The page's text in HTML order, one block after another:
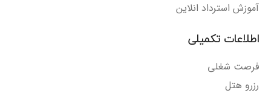
آموزش استرداد انلاین
اطلاعات تکمیلی
فرصت شغلی
رزرو هتل